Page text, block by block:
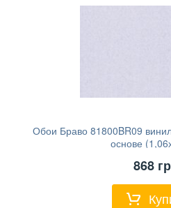
Обои Браво 81800BR09
основе
868